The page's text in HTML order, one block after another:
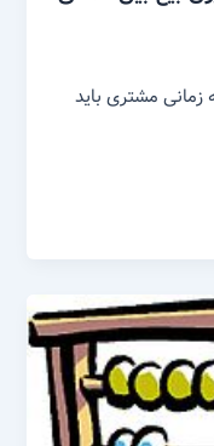
چه زمانی مشتری باید